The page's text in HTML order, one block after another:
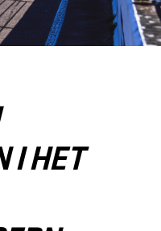
I HET